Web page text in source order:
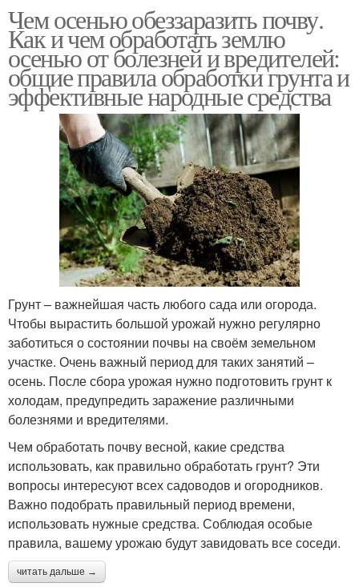
Чем осенью обеззаразить почву.
Как и чем обработать землю
осенью от болезней и вредителей:
общие правила обработки грунта и
эффективные народные средства
Грунт – важнейшая часть любого сада или огорода.
Чтобы вырастить большой урожай нужно регулярно
заботиться о состоянии почвы на своём земельном
участке. Очень важный период для таких занятий –
осень. После сбора урожая нужно подготовить грунт к
холодам, предупредить заражение различными
болезнями и вредителями.
Чем обработать почву весной, какие средства
использовать, как правильно обработать грунт? Эти
вопросы интересуют всех садоводов и огородников.
Важно подобрать правильный период времени,
использовать нужные средства. Соблюдая особые
правила, вашему урожаю будут завидовать все соседи.
читать дальше →